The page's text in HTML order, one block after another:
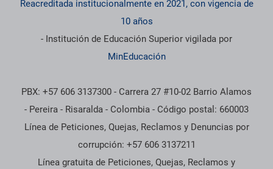
Reacreditada institucionalmente en 2021, con vigencia de
10 años
- Institución de Educación Superior vigilada por
MinEducación
PBX: +57 606 3137300 - Carrera 27 #10-02 Barrio Alamos
- Pereira - Risaralda - Colombia - Código postal: 660003
Línea de Peticiones, Quejas, Reclamos y Denuncias por
corrupción: +57 606 3137211
Línea gratuita de Peticiones, Quejas, Reclamos y